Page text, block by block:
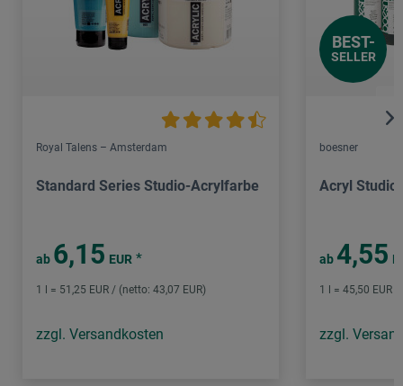
Royal Talens – Amsterdam
Standard Series Studio-Acrylfarbe
ab 6,15 EUR *
1 l = 51,25 EUR / (netto: 43,07 EUR)
zzgl. Versandkosten
BEST-
SELLER
boesner
Acryl Studio
ab 4,55
1 l = 45,50 EUR
zzgl.